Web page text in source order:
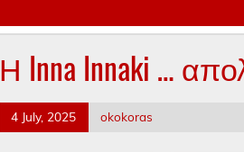
Η Inna Innaki …
4 July, 2025 okokoras